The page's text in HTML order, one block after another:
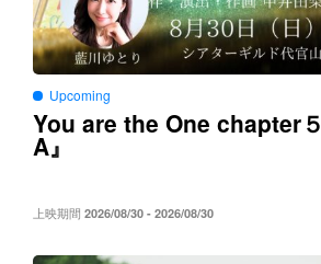
Upcoming
You are the One chapter５
A』
上映期間 2026/08/30 - 2026/08/30